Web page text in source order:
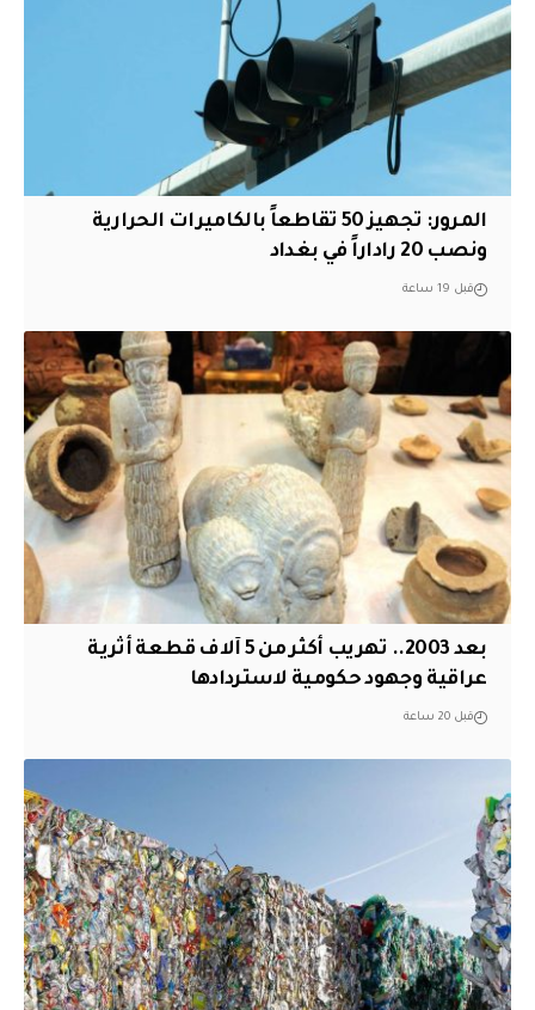
المرور: تجهيز 50 تقاطعاً بالكاميرات الحرارية
ونصب 20 راداراً في بغداد
قبل 19 ساعة
بعد 2003.. تهريب أكثر من 5 آلاف قطعة أثرية
عراقية وجهود حكومية لاستردادها
قبل 20 ساعة